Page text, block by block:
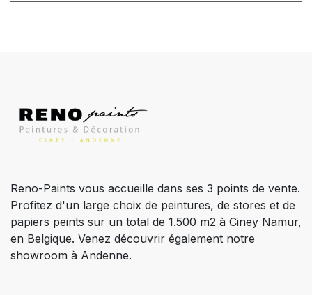
Reno-Paints vous accueille dans ses 3 points de vente.
Profitez d'un large choix de peintures, de stores et de
papiers peints sur un total de 1.500 m2 à Ciney Namur,
en Belgique. Venez découvrir également notre
showroom à Andenne.